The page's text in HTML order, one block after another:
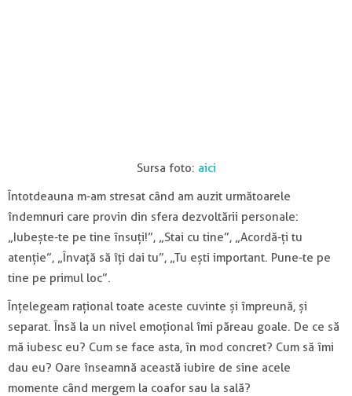
Sursa foto: aici
Întotdeauna m-am stresat când am auzit următoarele
îndemnuri care provin din sfera dezvoltării personale:
„Iubește-te pe tine însuți!”, „Stai cu tine”, „Acordă-ți tu
atenție”, „Învață să îți dai tu”, „Tu ești important. Pune-te pe
tine pe primul loc”.
Înțelegeam rațional toate aceste cuvinte și împreună, și
separat. Însă la un nivel emoțional îmi păreau goale. De ce să
mă iubesc eu? Cum se face asta, în mod concret? Cum să îmi
dau eu? Oare înseamnă această iubire de sine acele
momente când mergem la coafor sau la sală?